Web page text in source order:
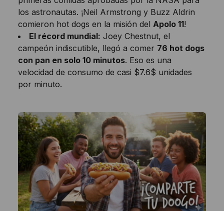
los astronautas. ¡Neil Armstrong y Buzz Aldrin
comieron hot dogs en la misión del Apolo 11!
El récord mundial: Joey Chestnut, el
campeón indiscutible, llegó a comer 76 hot dogs
con pan en solo 10 minutos. Eso es una
velocidad de consumo de casi $7.6$ unidades
por minuto.